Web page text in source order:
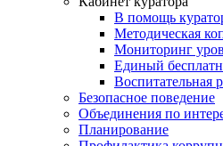
В помощь
Методическая
Мониторинг
Единый
Воспитательная
Безопасное поведение
Объединения по
Планирование